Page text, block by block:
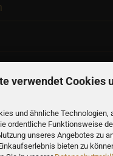
verwendet Cookies
und ähnliche Technologien,
ordentliche Funktionsweise
unseres Angebotes zu
bieten zu
Newsletter